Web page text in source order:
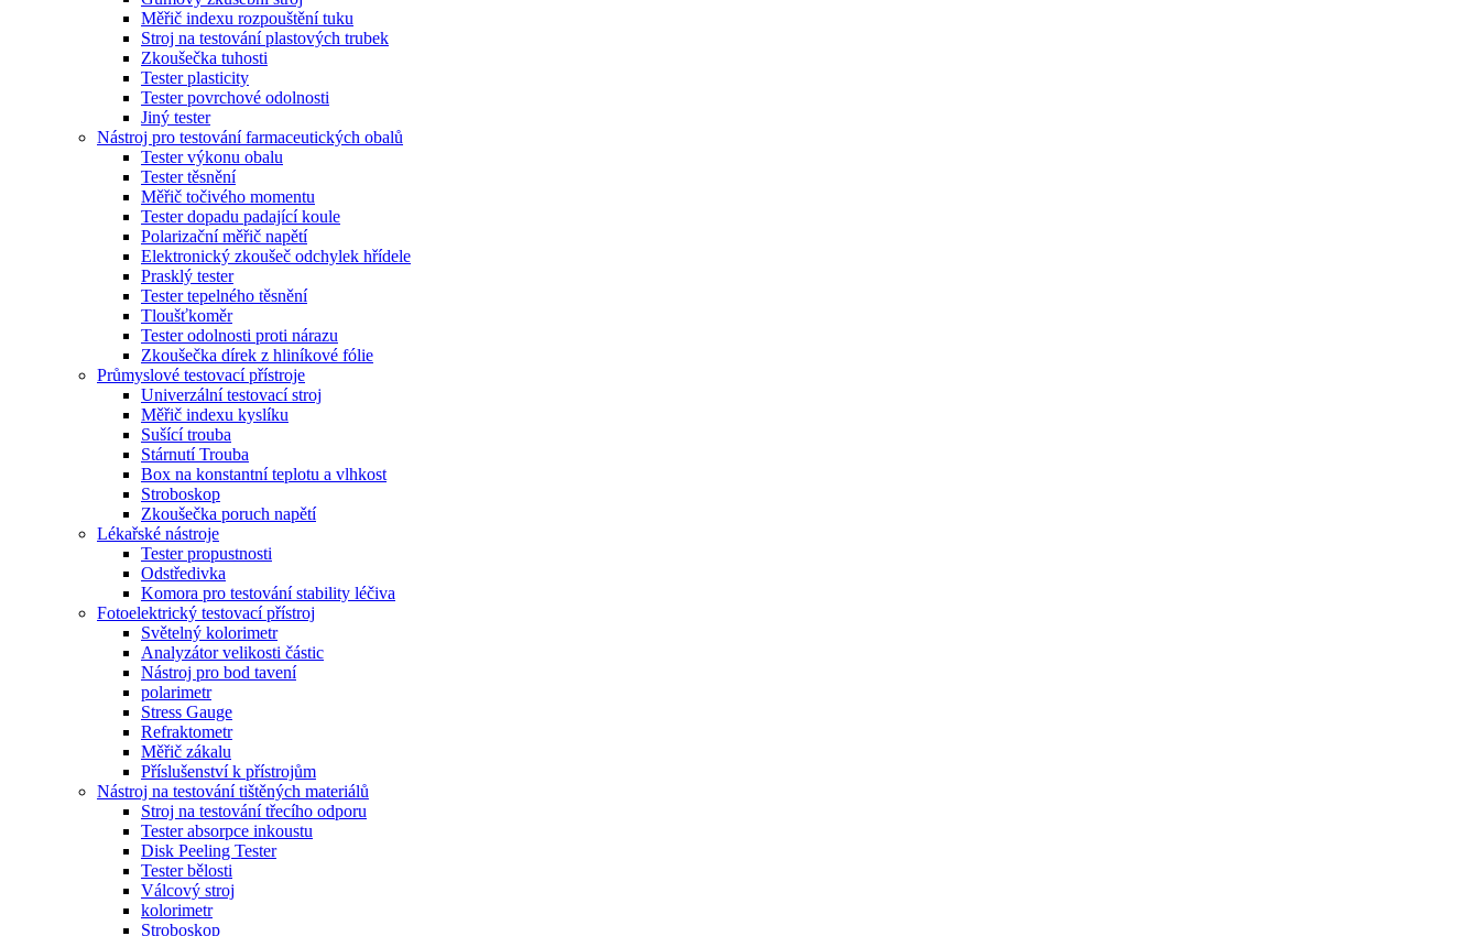
Měřič indexu rozpouštění tuku
Stroj na testování plastových trubek
Zkoušečka tuhosti
Tester plasticity
Tester povrchové odolnosti
Jiný tester
Nástroj pro testování farmaceutických obalů
Tester výkonu obalu
Tester těsnění
Měřič točivého momentu
Tester dopadu padající koule
Polarizační měřič napětí
Elektronický zkoušeč odchylek hřídele
Prasklý tester
Tester tepelného těsnění
Tloušťkoměr
Tester odolnosti proti nárazu
Zkoušečka dírek z hliníkové fólie
Průmyslové testovací přístroje
Univerzální testovací stroj
Měřič indexu kyslíku
Sušící trouba
Stárnutí Trouba
Box na konstantní teplotu a vlhkost
Stroboskop
Zkoušečka poruch napětí
Lékařské nástroje
Tester propustnosti
Odstředivka
Komora pro testování stability léčiva
Fotoelektrický testovací přístroj
Světelný kolorimetr
Analyzátor velikosti částic
Nástroj pro bod tavení
polarimetr
Stress Gauge
Refraktometr
Měřič zákalu
Příslušenství k přístrojům
Nástroj na testování tištěných materiálů
Stroj na testování třecího odporu
Tester absorpce inkoustu
Disk Peeling Tester
Tester bělosti
Válcový stroj
kolorimetr
Stroboskop